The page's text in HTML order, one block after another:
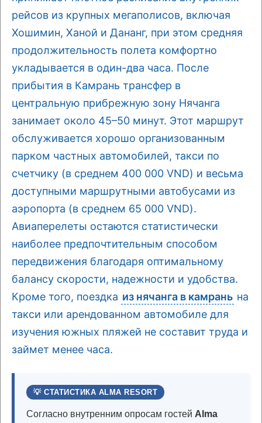
рейсов из крупных мегаполисов, включая
Хошимин, Ханой и Дананг, при этом средняя
продолжительность полета комфортно
укладывается в один-два часа. После
прибытия в Камрань трансфер в
центральную прибрежную зону Нячанга
занимает около 45–50 минут. Этот маршрут
обслуживается хорошо организованным
парком частных автомобилей, такси по
счетчику (в среднем 400 000 VND) и весьма
доступными маршрутными автобусами из
аэропорта (в среднем 65 000 VND).
Авиаперелеты остаются статистически
наиболее предпочтительным способом
передвижения благодаря оптимальному
балансу скорости, надежности и удобства.
Кроме того, поездка из нячанга в камрань на
такси или арендованном автомобиле для
изучения южных пляжей не составит труда и
займет менее часа.
💡 СТАТИСТИКА ALMA RESORT
Согласно внутренним опросам гостей Alma